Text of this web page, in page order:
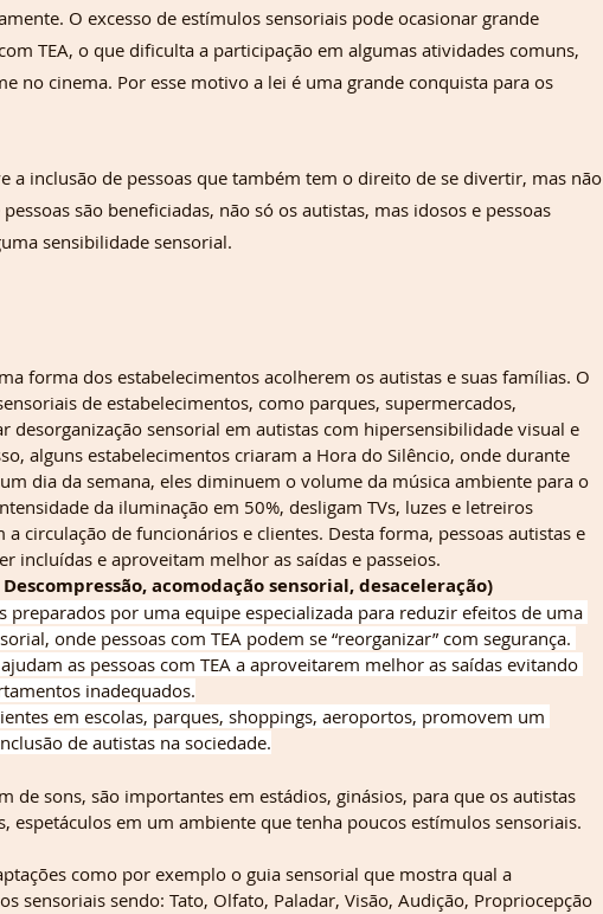
O excesso de estímulos sensoriais pode ocasionar grande
TEA, o que dificulta a participação em algumas atividades comuns,
no cinema. Por esse motivo a lei é uma grande conquista para os
a inclusão de pessoas que também tem o direito de se divertir, mas não
são beneficiadas, não só os autistas, mas idosos e pessoas
sensibilidade sensorial.
forma dos estabelecimentos acolherem os autistas e suas famílias. O
de estabelecimentos, como parques, supermercados,
desorganização sensorial em autistas com hipersensibilidade visual e
alguns estabelecimentos criaram a Hora do Silêncio, onde durante
dia da semana, eles diminuem o volume da música ambiente para o
da iluminação em 50%, desligam TVs, luzes e letreiros
circulação de funcionários e clientes. Desta forma, pessoas autistas e
incluídas e aproveitam melhor as saídas e passeios.
acomodação sensorial, desaceleração)
preparados por uma equipe especializada para reduzir efeitos de uma
onde pessoas com TEA podem se “reorganizar” com segurança.
as pessoas com TEA a aproveitarem melhor as saídas evitando
inadequados.
em escolas, parques, shoppings, aeroportos, promovem um
de autistas na sociedade.
de sons, são importantes em estádios, ginásios, para que os autistas
espetáculos em um ambiente que tenha poucos estímulos sensoriais.
como por exemplo o guia sensorial que mostra qual a
sensoriais sendo: Tato, Olfato, Paladar, Visão, Audição, Propriocepção